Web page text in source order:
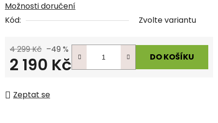
Možnosti doručení
Kód:
Zvolte variantu
4 299 Kč –49 %
2 190 Kč DO KOŠÍKU
Zeptat se